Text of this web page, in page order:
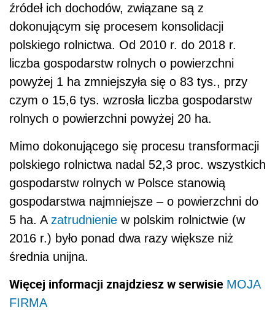
źródeł ich dochodów, związane są z
dokonującym się procesem konsolidacji
polskiego rolnictwa. Od 2010 r. do 2018 r.
liczba gospodarstw rolnych o powierzchni
powyżej 1 ha zmniejszyła się o 83 tys., przy
czym o 15,6 tys. wzrosła liczba gospodarstw
rolnych o powierzchni powyżej 20 ha.
Mimo dokonującego się procesu transformacji
polskiego rolnictwa nadal 52,3 proc. wszystkich
gospodarstw rolnych w Polsce stanowią
gospodarstwa najmniejsze – o powierzchni do
5 ha. A zatrudnienie w polskim rolnictwie (w
2016 r.) było ponad dwa razy większe niż
średnia unijna.
Więcej informacji znajdziesz w serwisie MOJA
FIRMA